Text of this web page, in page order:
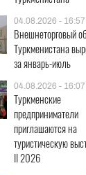
04.08.2026 - 16:57
Внешнеторговый
Туркменистана
за январь-июль
04.08.2026 - 16:07
Туркменские
предприниматели
приглашаются на
туристическую
II 2026